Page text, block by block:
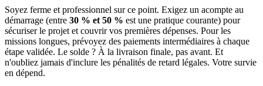
Soyez ferme et professionnel sur ce point. Exigez un acompte au
démarrage (entre 30 % et 50 % est une pratique courante) pour
sécuriser le projet et couvrir vos premières dépenses. Pour les
missions longues, prévoyez des paiements intermédiaires à chaque
étape validée. Le solde ? À la livraison finale, pas avant. Et
n'oubliez jamais d'inclure les pénalités de retard légales. Votre survie
en dépend.